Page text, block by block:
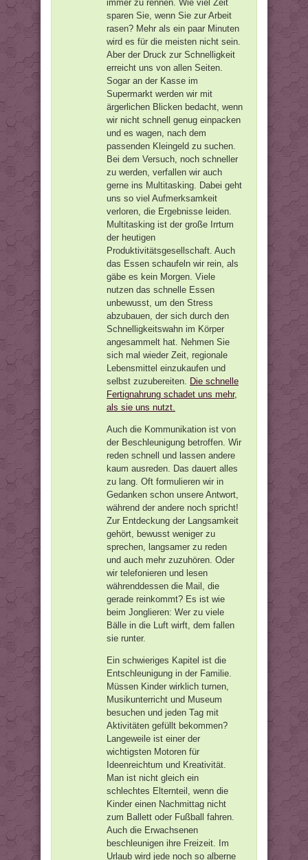
immer zu rennen. Wie viel Zeit
sparen Sie, wenn Sie zur Arbeit
rasen? Mehr als ein paar Minuten
wird es für die meisten nicht sein.
Aber der Druck zur Schnelligkeit
erreicht uns von allen Seiten.
Sogar an der Kasse im
Supermarkt werden wir mit
ärgerlichen Blicken bedacht, wenn
wir nicht schnell genug einpacken
und es wagen, nach dem
passenden Kleingeld zu suchen.
Bei dem Versuch, noch schneller
zu werden, verfallen wir auch
gerne ins Multitasking. Dabei geht
uns so viel Aufmerksamkeit
verloren, die Ergebnisse leiden.
Multitasking ist der große Irrtum
der heutigen
Produktivitätsgesellschaft. Auch
das Essen schaufeln wir rein, als
gäbe es kein Morgen. Viele
nutzen das schnelle Essen
unbewusst, um den Stress
abzubauen, der sich durch den
Schnelligkeitswahn im Körper
angesammelt hat. Nehmen Sie
sich mal wieder Zeit, regionale
Lebensmittel einzukaufen und
selbst zuzubereiten. Die schnelle
Fertignahrung schadet uns mehr,
als sie uns nutzt.
Auch die Kommunikation ist von
der Beschleunigung betroffen. Wir
reden schnell und lassen andere
kaum ausreden. Das dauert alles
zu lang. Oft formulieren wir in
Gedanken schon unsere Antwort,
während der andere noch spricht!
Zur Entdeckung der Langsamkeit
gehört, bewusst weniger zu
sprechen, langsamer zu reden
und auch mehr zuzuhören. Oder
wir telefonieren und lesen
währenddessen die Mail, die
gerade reinkommt? Es ist wie
beim Jonglieren: Wer zu viele
Bälle in die Luft wirft, dem fallen
sie runter.
Ein schwieriges Kapitel ist die
Entschleunigung in der Familie.
Müssen Kinder wirklich turnen,
Musikunterricht und Museum
besuchen und jeden Tag mit
Aktivitäten gefüllt bekommen?
Langeweile ist einer der
wichtigsten Motoren für
Ideenreichtum und Kreativität.
Man ist nicht gleich ein
schlechtes Elternteil, wenn die
Kinder einen Nachmittag nicht
zum Ballett oder Fußball fahren.
Auch die Erwachsenen
beschleunigen ihre Freizeit. Im
Urlaub wird jede noch so alberne